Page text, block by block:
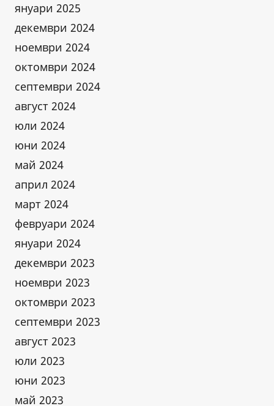
януари 2025
декември 2024
ноември 2024
октомври 2024
септември 2024
август 2024
юли 2024
юни 2024
май 2024
април 2024
март 2024
февруари 2024
януари 2024
декември 2023
ноември 2023
октомври 2023
септември 2023
август 2023
юли 2023
юни 2023
май 2023